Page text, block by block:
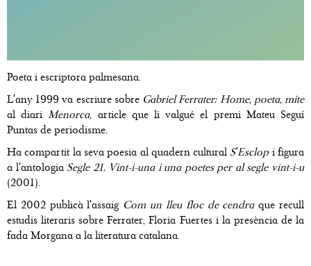
Poeta i escriptora palmesana.
L'any 1999 va escriure sobre Gabriel Ferrater: Home, poeta, mite
al diariMenorca, article que li valgué el premi Mateu Seguí
Puntas de periodisme.
Ha compartit la seva poesia al quadern cultural S'Esclop i figura
a l'antologia Segle 21. Vint-i-una i una poetes per al segle vint-i-u
(2001).
El 2002 publicà l'assaig Com un lleu floc de cendraque recull
estudis literaris sobre Ferrater, Floria Fuertes i la presència de la
fada Morgana a la literatura catalana.